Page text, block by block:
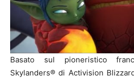
Basato sul pioneristico
Skylanders® di Activision